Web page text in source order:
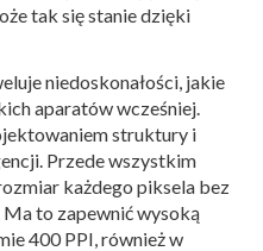
tak się stanie dzięki
niedoskonałości, jakie
aparatów wcześniej.
struktury i
Przede wszystkim
każdego piksela bez
Ma to zapewnić wysoką
400 PPI, również w